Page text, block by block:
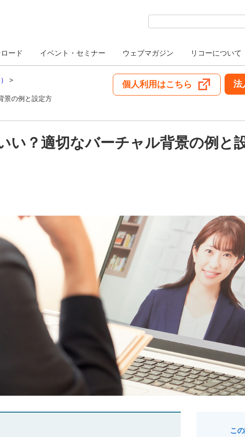
ード イベント・セミナー ウェブマガジン リコーについて
検索キーワード入力
景の例と設定方
個人利用はこちら 法
い？適切なバーチャル背景の例と
こ